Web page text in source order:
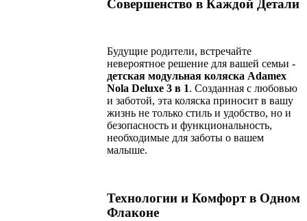
Совершенство в Каждой Детали
Будущие родители, встречайте
невероятное решение для вашей семьи -
детская модульная коляска Adamex
Nola Deluxe 3 в 1. Созданная с любовью
и заботой, эта коляска приносит в вашу
жизнь не только стиль и удобство, но и
безопасность и функциональность,
необходимые для заботы о вашем
малыше.
Технологии и Комфорт в Одном
Флаконе